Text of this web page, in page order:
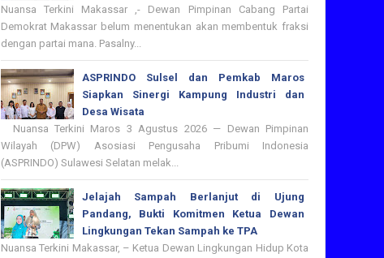
Nuansa Terkini Makassar ,- Dewan Pimpinan Cabang Partai
Demokrat Makassar belum menentukan akan membentuk fraksi
dengan partai mana. Pasalny...
ASPRINDO Sulsel dan Pemkab Maros
Siapkan Sinergi Kampung Industri dan
Desa Wisata
Nuansa Terkini Maros 3 Agustus 2026 — Dewan Pimpinan
Wilayah (DPW) Asosiasi Pengusaha Pribumi Indonesia
(ASPRINDO) Sulawesi Selatan melak...
Jelajah Sampah Berlanjut di Ujung
Pandang, Bukti Komitmen Ketua Dewan
Lingkungan Tekan Sampah ke TPA
Nuansa Terkini Makassar, – Ketua Dewan Lingkungan Hidup Kota